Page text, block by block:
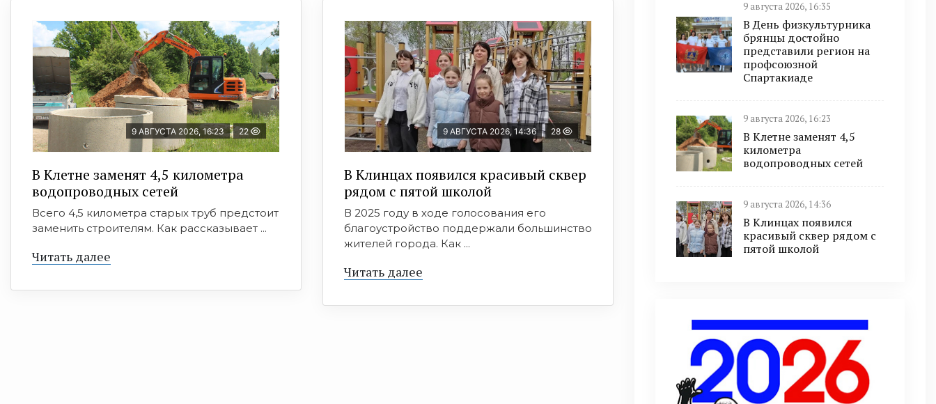
9 АВГУСТА 2026, 16:23 22
В Клетне заменят 4,5 километра
водопроводных сетей
Всего 4,5 километра старых труб предстоит
заменить строителям. Как рассказывает ...
Читать далее
9 АВГУСТА 2026, 14:36 28
В Клинцах появился красивый сквер
рядом с пятой школой
В 2025 году в ходе голосования его
благоустройство поддержали большинство
жителей города. Как ...
Читать далее
9 августа 2026, 16:35
В День физкультурника
брянцы достойно
представили регион на
профсоюзной
Спартакиаде
9 августа 2026, 16:23
В Клетне заменят 4,5
километра
водопроводных сетей
9 августа 2026, 14:36
В Клинцах появился
красивый сквер рядом с
пятой школой